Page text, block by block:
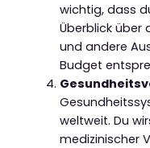
wichtig, dass
Überblick über
und andere
Budget
weltweit. Du
medizinischer